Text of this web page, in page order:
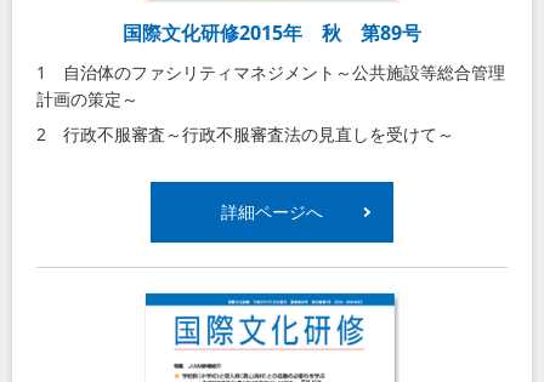
国際文化研修2015年 秋 第89号
1 自治体のファシリティマネジメント～公共施設等総合管理
計画の策定～
2 行政不服審査～行政不服審査法の見直しを受けて～
詳細ページへ